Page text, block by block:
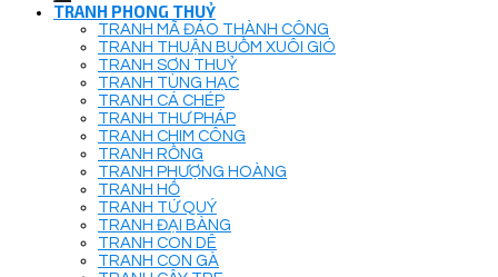
TRANH PHONG THUỶ
TRANH MÃ ĐÁO THÀNH CÔNG
TRANH THUẬN BUỒM XUÔI GIÓ
TRANH SƠN THUỶ
TRANH TÙNG HẠC
TRANH CÁ CHÉP
TRANH THƯ PHÁP
TRANH CHIM CÔNG
TRANH RỒNG
TRANH PHƯỢNG HOÀNG
TRANH HỔ
TRANH TỨ QUÝ
TRANH ĐẠI BÀNG
TRANH CON DÊ
TRANH CON GÀ